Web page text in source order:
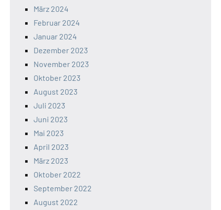
März 2024
Februar 2024
Januar 2024
Dezember 2023
November 2023
Oktober 2023
August 2023
Juli 2023
Juni 2023
Mai 2023
April 2023
März 2023
Oktober 2022
September 2022
August 2022